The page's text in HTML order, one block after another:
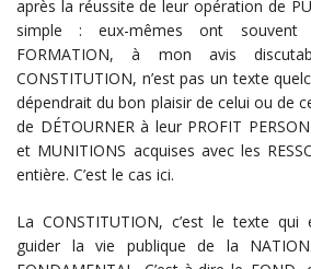
après la réussite de leur opération de
simple : eux-mêmes ont souvent
FORMATION, à mon avis
CONSTITUTION, n’est pas un texte
dépendrait du bon plaisir de celui ou de
de DÉTOURNER à leur PROFIT
et MUNITIONS acquises avec les
entière. C’est le cas ici.
La CONSTITUTION, c’est le texte
guider la vie publique de la